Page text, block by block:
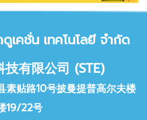
ดูเคชั่น เทคโนโลยี จำกัด
有限公司 (STE)
素贴路10号披曼提普高尔夫楼
19/22号